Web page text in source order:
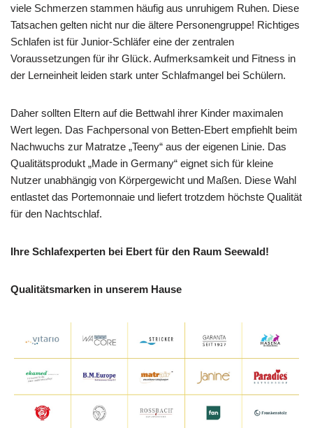
viele Schmerzen stammen häufig aus unruhigem Ruhen. Diese
Tatsachen gelten nicht nur die ältere Personengruppe! Richtiges
Schlafen ist für Junior-Schläfer eine der zentralen
Voraussetzungen für ihr Glück. Aufmerksamkeit und Fitness in
der Lerneinheit leiden stark unter Schlafmangel bei Schülern.
Daher sollten Eltern auf die Bettwahl ihrer Kinder maximalen
Wert legen. Das Fachpersonal von Betten-Ebert empfiehlt beim
Nachwuchs zur Matratze „Teeny“ aus der eigenen Linie. Das
Qualitätsprodukt „Made in Germany“ eignet sich für kleine
Nutzer unabhängig von Körpergewicht und Maßen. Diese Wahl
entlastet das Portemonnaie und liefert trotzdem höchste Qualität
für den Nachtschlaf.
Ihre Schlafexperten bei Ebert für den Raum Seewald!
Qualitätsmarken in unserem Hause